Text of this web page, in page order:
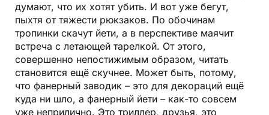
думают, что их хотят убить. И вот уже бегут,
пыхтя от тяжести рюкзаков. По обочинам
тропинки скачут йети, а в перспективе маячит
встреча с летающей тарелкой. От этого,
совершенно непостижимым образом, читать
становится ещё скучнее. Может быть, потому,
что фанерный заводик – это для декораций ещё
куда ни шло, а фанерный йети – как-то совсем
уже неприлично. Это триллер, друзья, это